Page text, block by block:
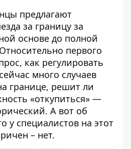
предлагают
за границу за
основе до полной
первого
как регулировать
много случаев
границе, решит ли
«откупиться» —
А вот об
у специалистов на этот
– нет.